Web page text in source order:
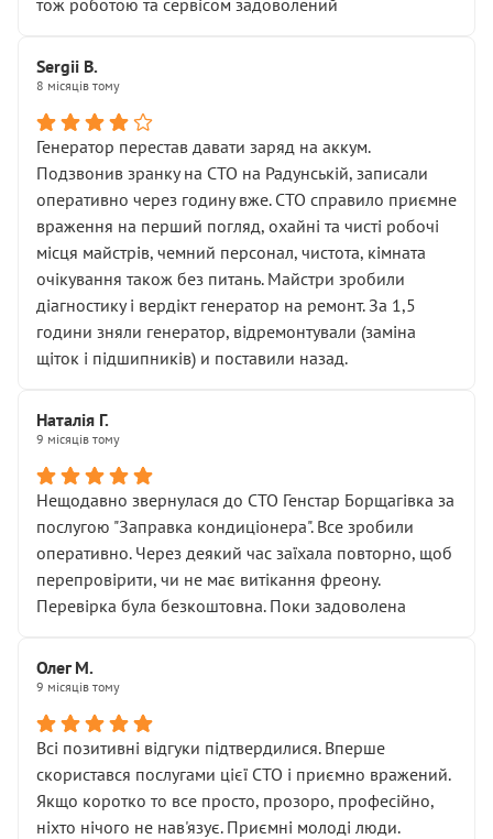
тож роботою та сервісом задоволений
Sergii B.
8 місяців тому
Генератор перестав давати заряд на аккум.
Подзвонив зранку на СТО на Радунській, записали
оперативно через годину вже. СТО справило приємне
враження на перший погляд, охайні та чисті робочі
місця майстрів, чемний персонал, чистота, кімната
очікування також без питань. Майстри зробили
діагностику і вердікт генератор на ремонт. За 1,5
години зняли генератор, відремонтували (заміна
щіток і підшипників) и поставили назад.
Наталія Г.
9 місяців тому
Нещодавно звернулася до СТО Генстар Борщагівка за
послугою "Заправка кондиціонера". Все зробили
оперативно. Через деякий час заїхала повторно, щоб
перепровірити, чи не має витікання фреону.
Перевірка була безкоштовна. Поки задоволена
Олег М.
9 місяців тому
Всі позитивні відгуки підтвердилися. Вперше
скористався послугами цієї СТО і приємно вражений.
Якщо коротко то все просто, прозоро, професійно,
ніхто нічого не нав'язує. Приємні молоді люди.